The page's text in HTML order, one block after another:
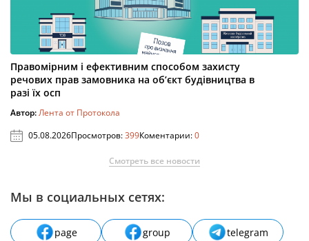
Правомірним і ефективним способом захисту
речових прав замовника на об’єкт будівництва в
разі їх осп
Автор:Лента от Протокола
05.08.2026Просмотров:399Коментарии:0
Смотреть все новости
Мы в социальных сетях:
page group
telegram